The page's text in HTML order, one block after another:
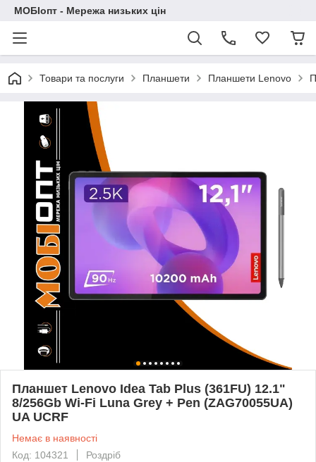
МОБІопт - Мережа низьких цін
Товари та послуги Планшети Планшети Lenovo
Планшет Lenovo Idea Tab Plus (361FU) 12.1"
8/256Gb Wi-Fi Luna Grey + Pen (ZAG70055UA)
UA UCRF
Немає в наявності
Код: 104321
Роздріб